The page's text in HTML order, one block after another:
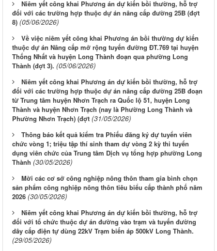
Niêm yết công khai Phương án dự kiến bồi thường, hỗ trợ
đối với các trường hợp thuộc dự án nâng cấp đường 25B (đợt
8) (05/06/2026)
Về việc niêm yết công khai Phương án bồi thường dự kiến
thuộc dự án Nâng cấp mở rộng tuyến đường ĐT.769 tại huyện
Thống Nhất và huyện Long Thành đoạn qua phường Long
Thành (đợt 3). (05/06/2026)
Niêm yết công khai Phương án dự kiến bồi thường, hỗ trợ
đối với các trường hợp thuộc dự án nâng cấp đường 25B đoạn
từ Trung tâm huyện Nhơn Trạch ra Quốc lộ 51, huyện Long
Thành và huyện Nhơn Trạch (nay là Phường Long Thành và
Phường Nhơn Trạch) (đợt (31/05/2026)
Thông báo kết quả kiểm tra Phiếu đăng ký dự tuyển viên
chức vòng 1; triệu tập thí sinh tham dự vòng 2 kỳ thi tuyển
dụng viên chức của Trung tâm Dịch vụ tổng hợp phường Long
Thành (30/05/2026)
Mời các cơ sở công nghiệp nông thôn tham gia bình chọn
sản phẩm công nghiệp nông thôn tiêu biểu cấp thành phố năm
2026 (30/05/2026)
Niêm yết công khai Phương án dự kiến bồi thường, hỗ trợ
đối với tổ chức thuộc dự án đường vào trạm và tuyến đường
dây cấp điện tự dùng 22kV Trạm biến áp 500kV Long Thành.
(29/05/2026)